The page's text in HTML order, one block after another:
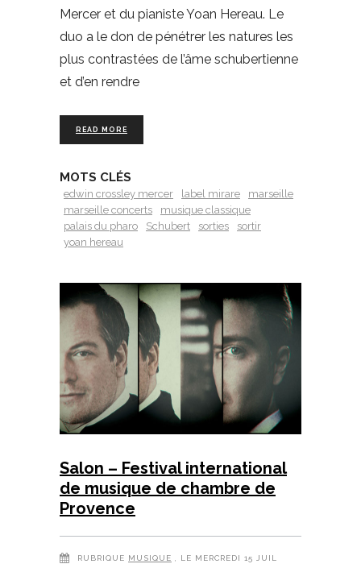
Mercer et du pianiste Yoan Hereau. Le
duo a le don de pénétrer les natures les
plus contrastées de l’âme schubertienne
et d’en rendre
READ MORE
MOTS CLÉS
edwin crossley mercer label mirare
marseille
marseille concerts
musique classique
palais du pharo
Schubert sorties
sortir
yoan hereau
Salon – Festival international
de musique de chambre de
Provence
RUBRIQUE MUSIQUE
, LE MERCREDI 15 JUIL